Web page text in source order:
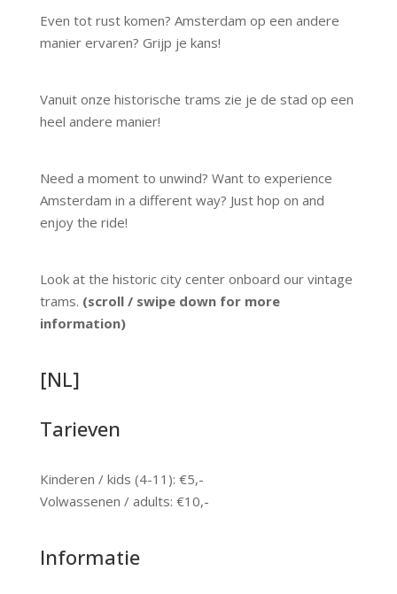
Even tot rust komen? Amsterdam op een andere
manier ervaren? Grijp je kans!
Vanuit onze historische trams zie je de stad op een
heel andere manier!
Need a moment to unwind? Want to experience
Amsterdam in a different way? Just hop on and
enjoy the ride!
Look at the historic city center onboard our vintage
trams. (scroll / swipe down for more
information)
[NL]
Tarieven
Kinderen / kids (4-11): €5,-
Volwassenen / adults: €10,-
Informatie